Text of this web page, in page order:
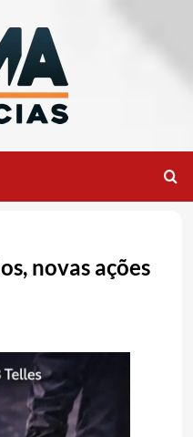
novas ações